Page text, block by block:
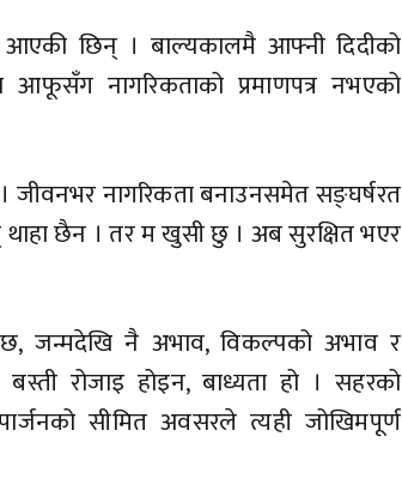
आएकी छिन् । बाल्यकालमै आफ्नी दिदीको
नागरिकताको प्रमाणपत्र नभएको
नागरिकता बनाउनसमेत सङ्घर्षरत
छैन । तर म खुसी छु । अब सुरक्षित भएर
जन्मदेखि नै अभाव, विकल्पको अभाव र
रोजाइ होइन, बाध्यता हो । सहरको
सीमित अवसरले त्यही जोखिमपूर्ण